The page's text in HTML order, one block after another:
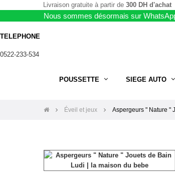
Livraison gratuite à partir de 300 DH d'achat
Nous sommes désormais sur
TELEPHONE
0522-233-534
POUSSETTE SIEGE AUTO
Éveil et jeux Aspergeurs " Nature "